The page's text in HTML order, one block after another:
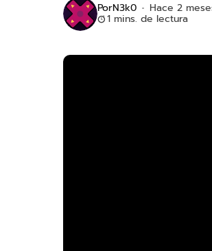
PorN3k0 Hace 2
1 mins. de lectura